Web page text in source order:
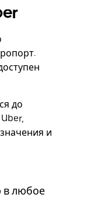
до
и
в любое